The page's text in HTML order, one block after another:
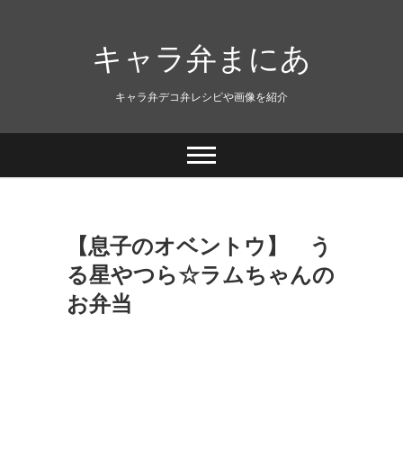
キャラ弁まにあ
キャラ弁デコ弁レシピや画像を紹介
【息子のオベントウ】 う
る星やつら☆ラムちゃんの
お弁当